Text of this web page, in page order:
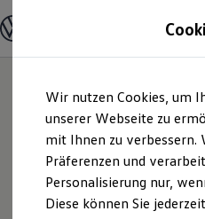
Hauptinhalt
springen
Footer
springen
Modelle und Konfigurator
Modelle vergleichen
Elektroautos
ENERGY
Nutzfahrzeuge
SUV und CUV
Familienautos
Kombis
Kompaktwagen
Sportwagen
Wir nutzen Cookies, um
unserer Webseite zu
mit Ihnen zu
Präferenzen und
Personalisierung nur,
Diese können Sie